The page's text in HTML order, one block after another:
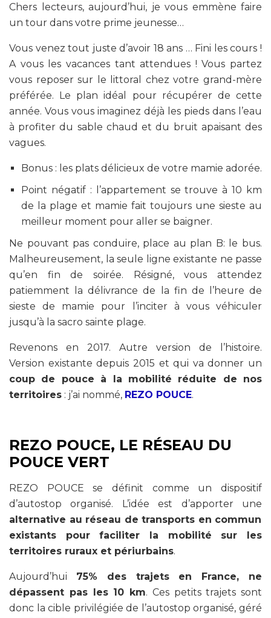
Chers lecteurs, aujourd’hui, je vous emmène faire
un tour dans votre prime jeunesse…
Vous venez tout juste d’avoir 18 ans … Fini les cours !
A vous les vacances tant attendues ! Vous partez
vous reposer sur le littoral chez votre grand-mère
préférée. Le plan idéal pour récupérer de cette
année. Vous vous imaginez déjà les pieds dans l’eau
à profiter du sable chaud et du bruit apaisant des
vagues.
Bonus : les plats délicieux de votre mamie adorée.
Point négatif : l’appartement se trouve à 10 km
de la plage et mamie fait toujours une sieste au
meilleur moment pour aller se baigner.
Ne pouvant pas conduire, place au plan B: le bus.
Malheureusement, la seule ligne existante ne passe
qu’en fin de soirée. Résigné, vous attendez
patiemment la délivrance de la fin de l’heure de
sieste de mamie pour l’inciter à vous véhiculer
jusqu’à la sacro sainte plage.
Revenons en 2017. Autre version de l’histoire.
Version existante depuis 2015 et qui va donner un
coup de pouce à la mobilité réduite de nos
territoires : j’ai nommé, REZO POUCE.
REZO POUCE, LE RÉSEAU DU
POUCE VERT
REZO POUCE se définit comme un dispositif
d’autostop organisé. L’idée est d’apporter une
alternative au réseau de transports en commun
existants pour faciliter la mobilité sur les
territoires ruraux et périurbains.
Aujourd’hui 75% des trajets en France, ne
dépassent pas les 10 km. Ces petits trajets sont
donc la cible privilégiée de l’autostop organisé, géré